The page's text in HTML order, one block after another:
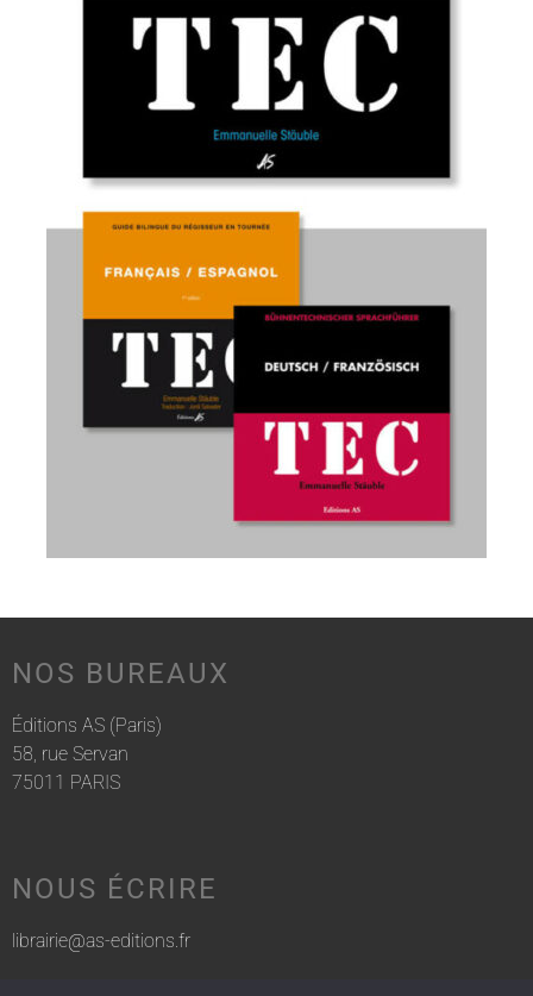
NOS BUREAUX
Éditions AS (Paris)
58, rue Servan
75011 PARIS
NOUS ÉCRIRE
librairie@as-editions.fr